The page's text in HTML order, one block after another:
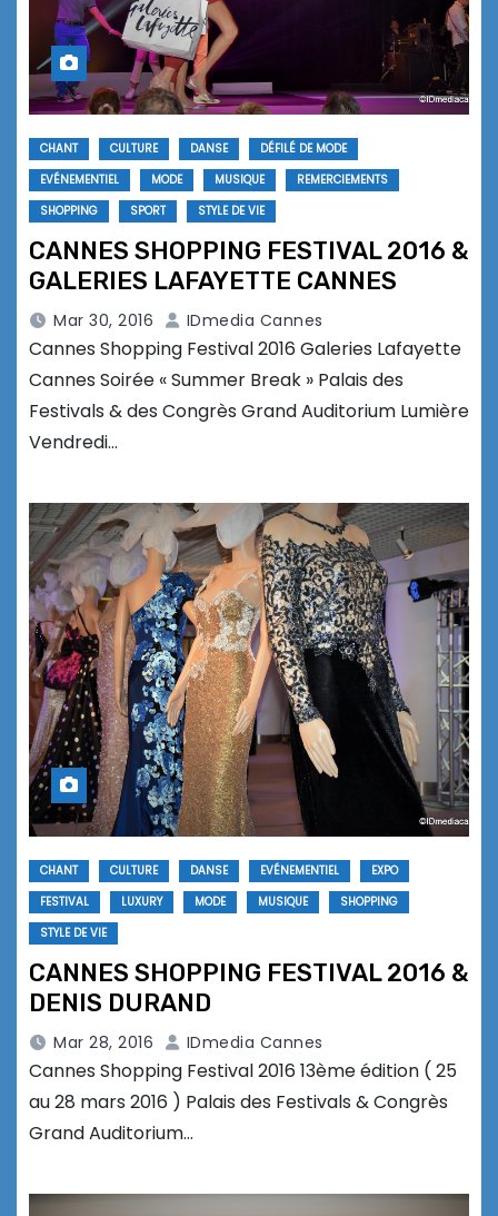
CHANT CULTURE DANSE
DÉFILÉ DE MODE
EVÉNEMENTIEL
MODE MUSIQUE
REMERCIEMENTS
SHOPPING
SPORT STYLE DE VIE
CANNES SHOPPING FESTIVAL 2016 &
GALERIES LAFAYETTE CANNES
Mar 30, 2016 IDmedia Cannes
Cannes Shopping Festival 2016 Galeries Lafayette
Cannes Soirée « Summer Break » Palais des
Festivals & des Congrès Grand Auditorium Lumière
Vendredi…
CHANT CULTURE DANSE EVÉNEMENTIEL
EXPO
FESTIVAL
LUXURY MODE MUSIQUE
SHOPPING
STYLE DE VIE
CANNES SHOPPING FESTIVAL 2016 &
DENIS DURAND
Mar 28, 2016 IDmedia Cannes
Cannes Shopping Festival 2016 13ème édition ( 25
au 28 mars 2016 ) Palais des Festivals & Congrès
Grand Auditorium…